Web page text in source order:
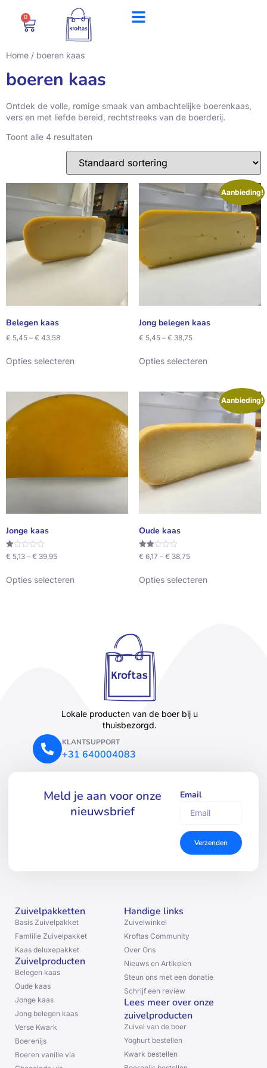
0
Home / boeren kaas
boeren kaas
Ontdek de volle, romige smaak van ambachtelijke boerenkaas,
vers en met liefde bereid, rechtstreeks van de boerderij.
Toont alle 4 resultaten
Belegen kaas
€ 5,45 – € 43,58
Opties selecteren
Aanbieding!
Jong belegen kaas
€ 5,45 – € 38,75
Opties selecteren
Jonge kaas
Waardering
1.00
5
€ 5,13 – € 39,95
Opties selecteren
Aanbieding!
Oude kaas
Waardering
2.00
€ 6,17 – € 38,75
Opties selecteren
Lokale producten van de boer bij u
thuisbezorgd.
KLANTSUPPORT
+31 640004083
Meld je aan voor onze
nieuwsbrief
Email
Verzenden
Zuivelpakketten
Basis Zuivelpakket
Famlilie Zuivelpakket
Kaas deluxepakket
Zuivelproducten
Belegen kaas
Oude kaas
Jonge kaas
Jong belegen kaas
Verse Kwark
Boerenijs
Boeren vanille vla
Handige links
Zuivelwinkel
Kroftas Community
Over Ons
Nieuws en Artikelen
Steun ons met een donatie
Schrijf een review
Lees meer over onze
zuivelproducten
Zuivel van de boer
Yoghurt bestellen
Kwark bestellen